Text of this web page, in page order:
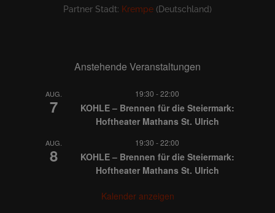
Partner Stadt: Krempe (Deutschland)
Anstehende Veranstaltungen
AUG.
7
19:30 -22:00
KOHLE – Brennen für die Steiermark:
Hoftheater Mathans St. Ulrich
AUG.
8
19:30 -22:00
KOHLE – Brennen für die Steiermark:
Hoftheater Mathans St. Ulrich
Kalender anzeigen